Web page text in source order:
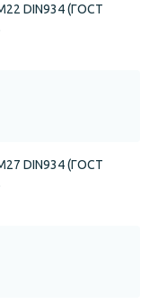
DIN934 (ГОСТ
DIN934 (ГОСТ